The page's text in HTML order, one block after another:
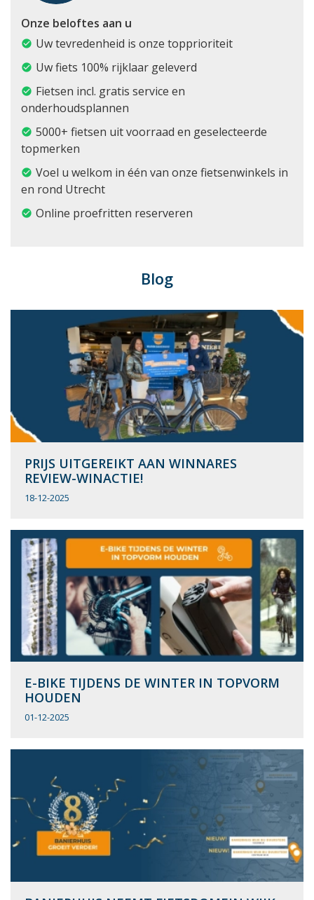
Onze beloftes aan u
Uw tevredenheid is onze topprioriteit
Uw fiets 100% rijklaar geleverd
Fietsen incl. gratis service en
onderhoudsplannen
5000+ fietsen uit voorraad en geselecteerde
topmerken
Voel u welkom in één van onze fietsenwinkels in
en rond Utrecht
Online proefritten reserveren
Blog
PRIJS UITGEREIKT AAN WINNARES
REVIEW-WINACTIE!
18-12-2025
E-BIKE TIJDENS DE WINTER IN TOPVORM
HOUDEN
01-12-2025